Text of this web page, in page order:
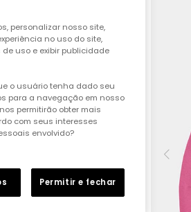
personalizar nosso site,
no uso do site,
uso e exibir publicidade
o usuário tenha dado seu
para a navegação em nosso
permitirão obter mais
com seus interesses
envolvido?
Permitir e fechar